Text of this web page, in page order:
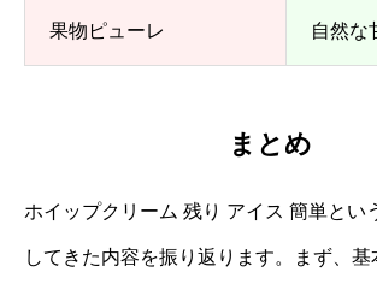
果物ピューレ 自然な
まとめ
ホイップクリーム 残り アイス 簡単とい
してきた内容を振り返ります。まず、